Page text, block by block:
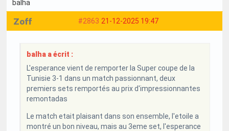
balha
#2863 21-12-2025 19:47
Zoff
balha a écrit :
L'esperance vient de remporter la Super coupe de la
Tunisie 3-1 dans un match passionnant, deux
premiers sets remportés au prix d'impressionnantes
remontadas
Le match etait plaisant dans son ensemble, l'etoile a
montré un bon niveau, mais au 3eme set, l'esperance